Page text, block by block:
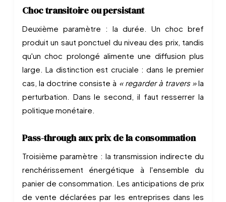
Choc transitoire ou persistant
Deuxième paramètre : la durée. Un choc bref
produit un saut ponctuel du niveau des prix, tandis
qu'un choc prolongé alimente une diffusion plus
large. La distinction est cruciale : dans le premier
cas, la doctrine consiste à « regarder à travers »la
perturbation. Dans le second, il faut resserrer la
politique monétaire.
Pass-through aux prix de la consommation
Troisième paramètre : la transmission indirecte du
renchérissement énergétique à l'ensemble du
panier de consommation. Les anticipations de prix
de vente déclarées par les entreprises dans les